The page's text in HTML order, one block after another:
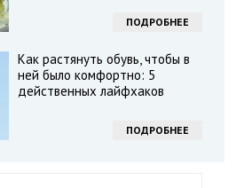
ПОДРОБНЕЕ
Как растянуть обувь, чтобы в
ней было комфортно: 5
действенных лайфхаков
ПОДРОБНЕЕ